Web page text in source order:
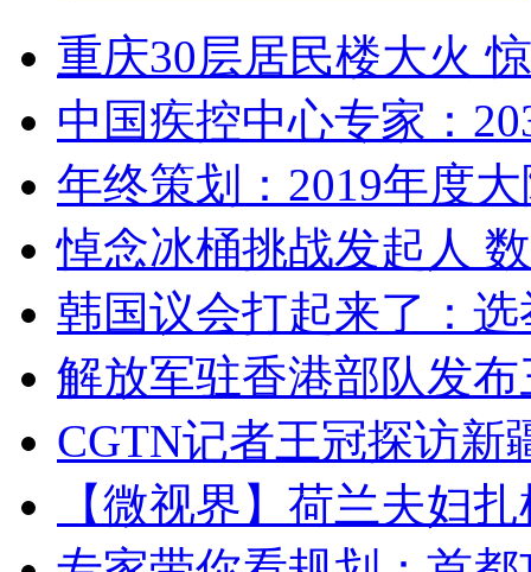
重庆30层居民楼大火
中国疾控中心专家：
年终策划：2019年度
悼念冰桶挑战发起人
韩国议会打起来了：
解放军驻香港部队发
CGTN记者王冠探访新
【微视界】荷兰夫妇